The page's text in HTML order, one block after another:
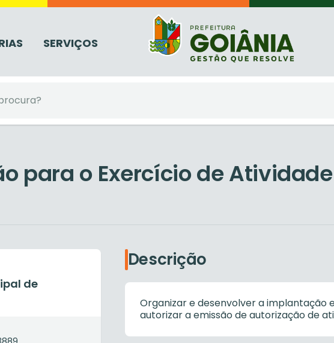
SERVIÇOS
para o Exercício de
de
Descrição
Organizar e desenvolver a implantação
autorizar a emissão de autorização de